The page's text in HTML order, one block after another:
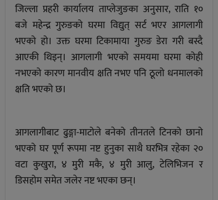
जिल्ला प्रहरी कार्यालय ताप्लेजुङका अनुसार, राति १०
बजे महेन्द्र गुरुङको घरमा विद्युत् सर्ट भएर आगलागी
भएको हो। उक्त घरमा टिकामाया गुरुङ डेरा गरी बस्दै
आएकी थिइन्। आगलागी भएको समयमा घरमा कोही
नभएको कारण मानवीय क्षति नभए पनि ठूलो धनमालको
क्षति भएको छ।
आगलागीबाट ढुङ्गा-माटोले बनेको तीनतले टिनको छानो
भएको घर पूर्ण रूपमा नष्ट हुनुका साथै घरभित्र रहेका २०
वटा कुखुरा, ४ मुरी मकै, ४ मुरी आलु, टेलिभिजन र
डिसहोम समेत जलेर नष्ट भएका छन्।